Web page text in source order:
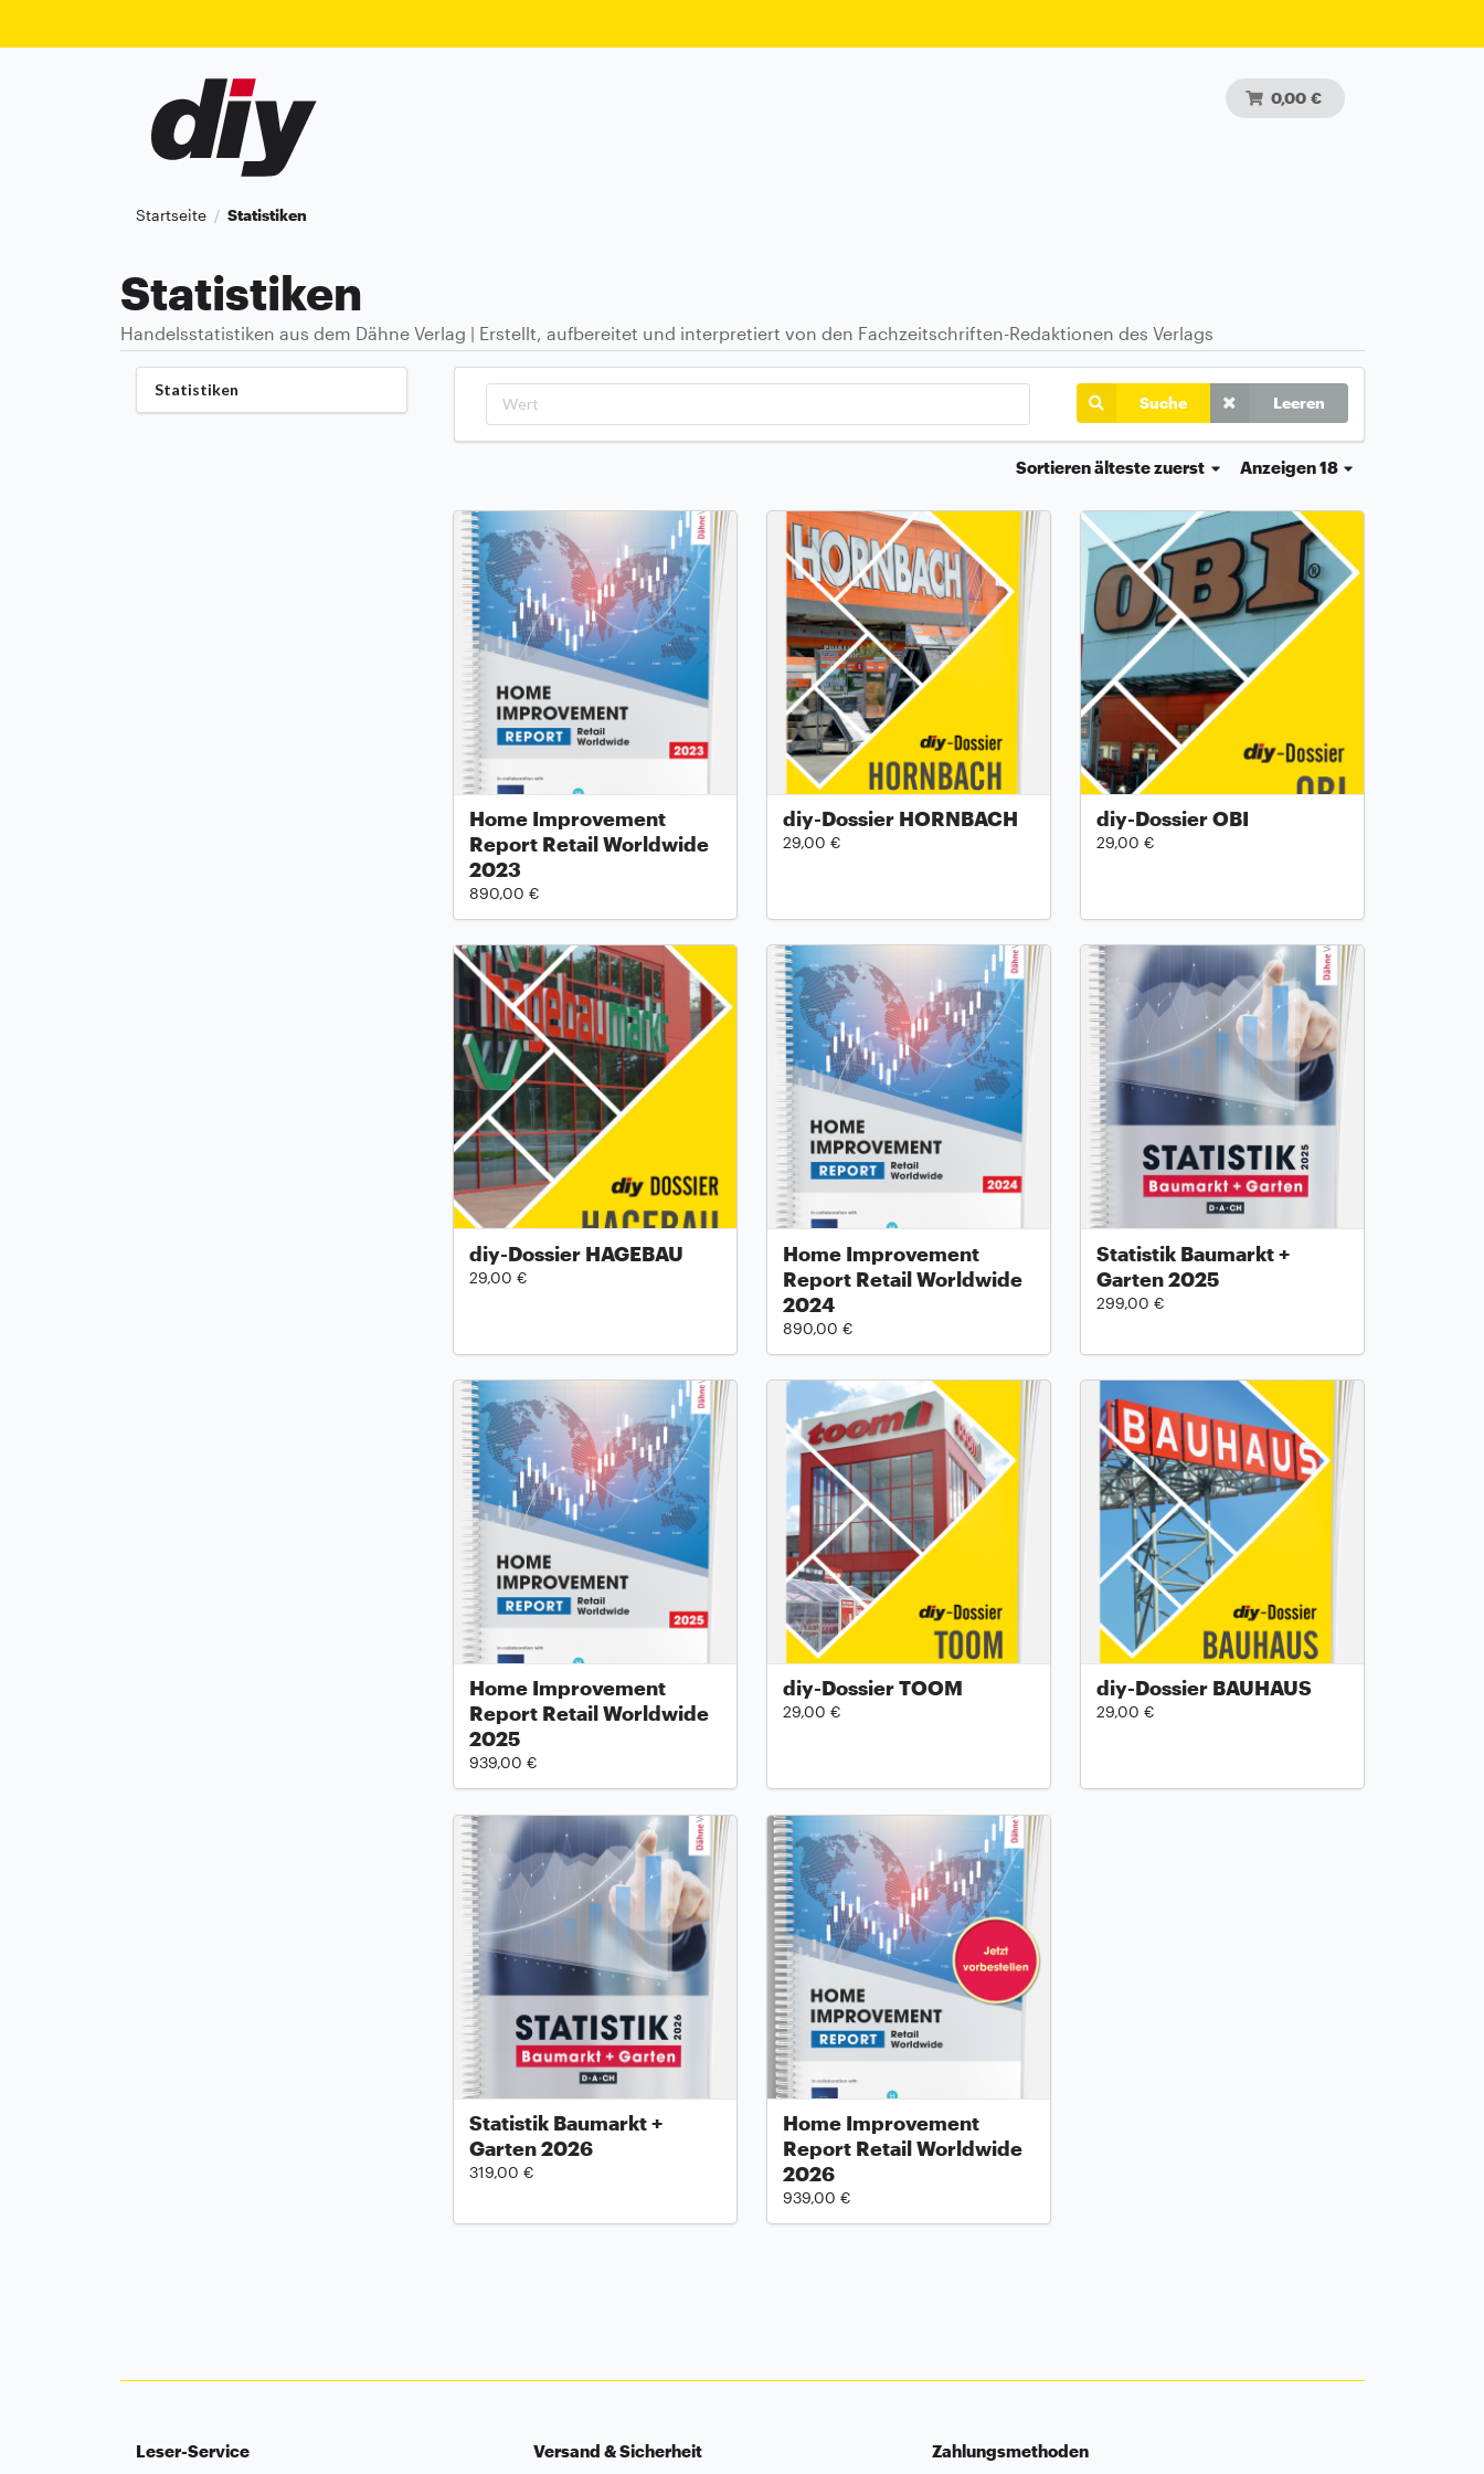
0,00 €
Startseite / Statistiken
Statistiken
Handelsstatistiken aus dem Dähne Verlag | Erstellt, aufbereitet und interpretiert von den Fachzeitschriften-Redaktionen des Verlags
Statistiken
Suche Leeren
Anzeigen 18
Sortierenälteste zuerst
Home Improvement
Report Retail Worldwide
2023
890,00 €
diy-Dossier HORNBACH
29,00 €
diy-Dossier OBI
29,00 €
diy-Dossier HAGEBAU
29,00 €
Home Improvement
Report Retail Worldwide
2024
890,00 €
Statistik Baumarkt +
Garten 2025
299,00 €
Home Improvement
Report Retail Worldwide
2025
939,00 €
diy-Dossier TOOM
29,00 €
diy-Dossier BAUHAUS
29,00 €
Statistik Baumarkt +
Garten 2026
319,00 €
Home Improvement
Report Retail Worldwide
2026
939,00 €
Leser-Service Versand & Sicherheit Zahlungsmethoden